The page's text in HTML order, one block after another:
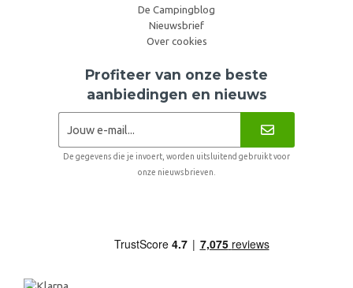
De Campingblog
Nieuwsbrief
Over cookies
Profiteer van onze beste
aanbiedingen en nieuws
De gegevens die je invoert, worden uitsluitend gebruikt voor
onze nieuwsbrieven.